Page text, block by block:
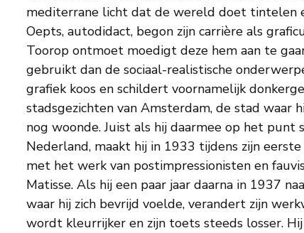
mediterrane licht dat de wereld doet tintelen
Oepts, autodidact, begon zijn carrière als
Toorop ontmoet moedigt deze hem aan te
gebruikt dan de sociaal-realistische
grafiek koos en schildert voornamelijk
stadsgezichten van Amsterdam, de stad waar
nog woonde. Juist als hij daarmee op het punt
Nederland, maakt hij in 1933 tijdens zijn eerste
met het werk van postimpressionisten en
Matisse. Als hij een paar jaar daarna in 1937 naar Zuid-Frankrijk reist,
waar hij zich bevrijd voelde, verandert zijn werkwijze radicaal. Zijn palet
wordt kleurrijker en zijn toets steeds losser.
samenspel van kleuren in een schilderij
Wereldoorlog werkt Oepts als ‘war artist’ in
als militair deel aan de invasie in Frankrijk.
Frankrijk leidt hij een teruggetrokken bestaan en
bezig. Hij is vaak in het zuiden te vinden
vervolgens in zijn atelier in Parijs worden
Nederland alleen maar abstractie wat de
‘figuratief’ wordt bestempeld, geniet veel
Frankrijk krijgt Oepts geen noemenswaardige
jaren ’65 gaat het beter, doordat verzamelaars in zowel Nederland als
Frankrijk de eigenzinnigheid van een kunstenaar die niet tot een school
behoorde leerden waarderen en zijn werk